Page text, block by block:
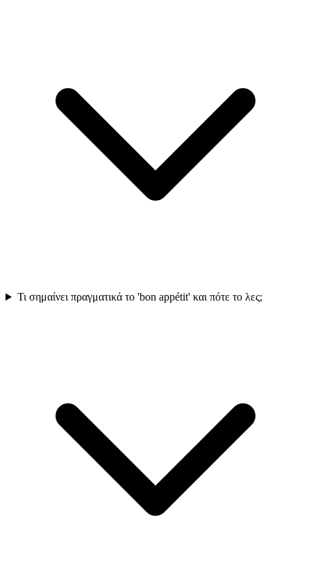
Τι σημαίνει πραγματικά το 'bon appétit' και πότε το λες;